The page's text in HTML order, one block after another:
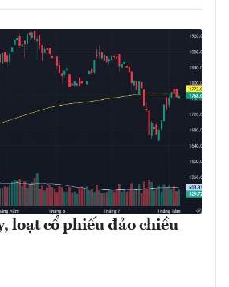
loạt cổ phiếu đảo chiều